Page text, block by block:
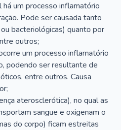
há um processo inflamatório
Pode ser causada tanto
bacteriológicas) quanto por
outros;
um processo inflamatório
podendo ser resultante de
entre outros. Causa
aterosclerótica), no qual as
sangue e oxigenam o
do corpo) ficam estreitas